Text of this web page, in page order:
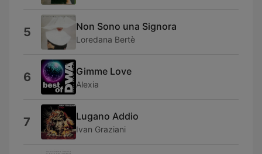
5 Non Sono una Signora
Loredana Bertè
6 Gimme Love
Alexia
7 Lugano Addio
Ivan Graziani